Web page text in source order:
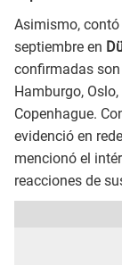
Asimismo,
septiembre en
confirmadas
Hamburgo,
Copenhague.
evidenció en
mencionó el
reacciones de